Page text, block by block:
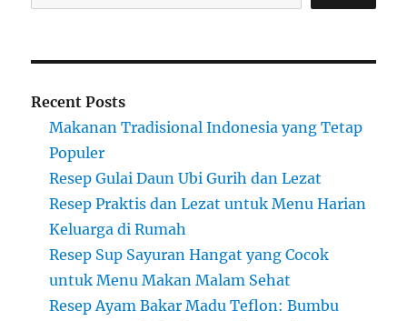
Recent Posts
Makanan Tradisional Indonesia yang Tetap
Populer
Resep Gulai Daun Ubi Gurih dan Lezat
Resep Praktis dan Lezat untuk Menu Harian
Keluarga di Rumah
Resep Sup Sayuran Hangat yang Cocok
untuk Menu Makan Malam Sehat
Resep Ayam Bakar Madu Teflon: Bumbu